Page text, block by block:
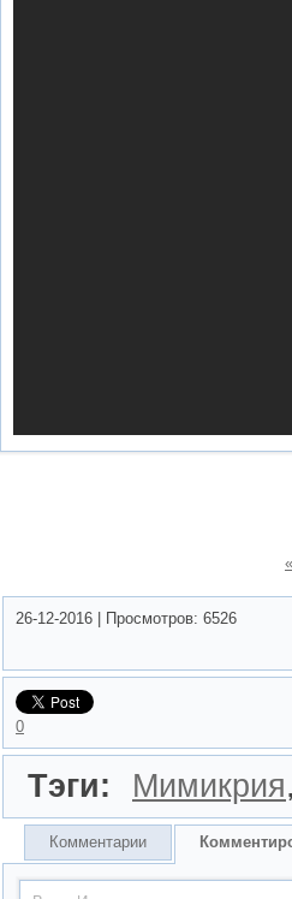
26-12-2016 Просмотров: 6526
0
Тэги: Мимикрия
Комментарии